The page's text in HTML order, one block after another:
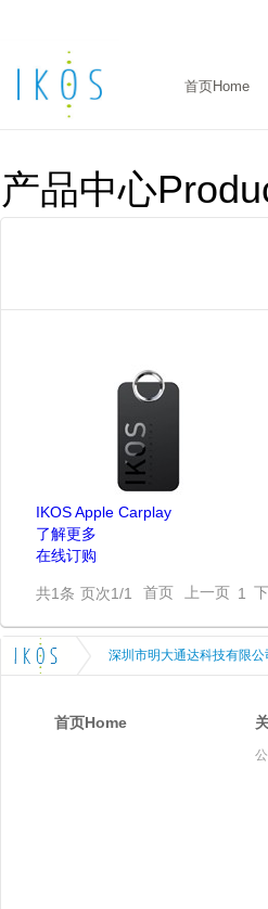
首页Home
产品中心
IKOS Apple Carplay
了解更多
在线订购
共1条 页次1/1 首页 上一页 1
首页Home
深圳市明大通达科技有限公